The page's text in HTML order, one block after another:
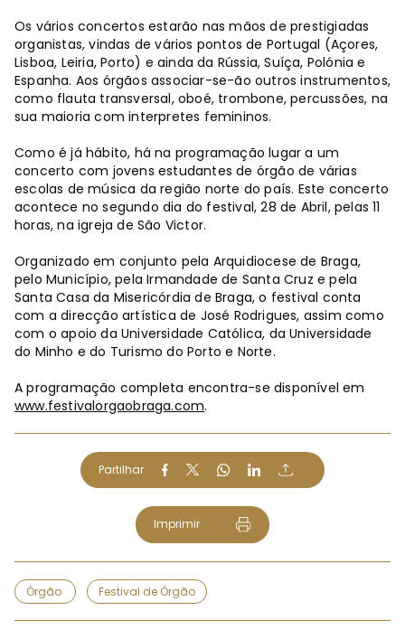
Os vários concertos estarão nas mãos de prestigiadas
organistas, vindas de vários pontos de Portugal (Açores,
Lisboa, Leiria, Porto) e ainda da Rússia, Suíça, Polónia e
Espanha. Aos órgãos associar-se-ão outros instrumentos,
como flauta transversal, oboé, trombone, percussões, na
sua maioria com interpretes femininos.
Como é já hábito, há na programação lugar a um
concerto com jovens estudantes de órgão de várias
escolas de música da região norte do país. Este concerto
acontece no segundo dia do festival, 28 de Abril, pelas 11
horas, na igreja de São Victor.
Organizado em conjunto pela Arquidiocese de Braga,
pelo Município, pela Irmandade de Santa Cruz e pela
Santa Casa da Misericórdia de Braga, o festival conta
com a direcção artística de José Rodrigues, assim como
com o apoio da Universidade Católica, da Universidade
do Minho e do Turismo do Porto e Norte.
A programação completa encontra-se disponível em
www.festivalorgaobraga.com.
Partilhar
Imprimir
Órgão Festival de Órgão